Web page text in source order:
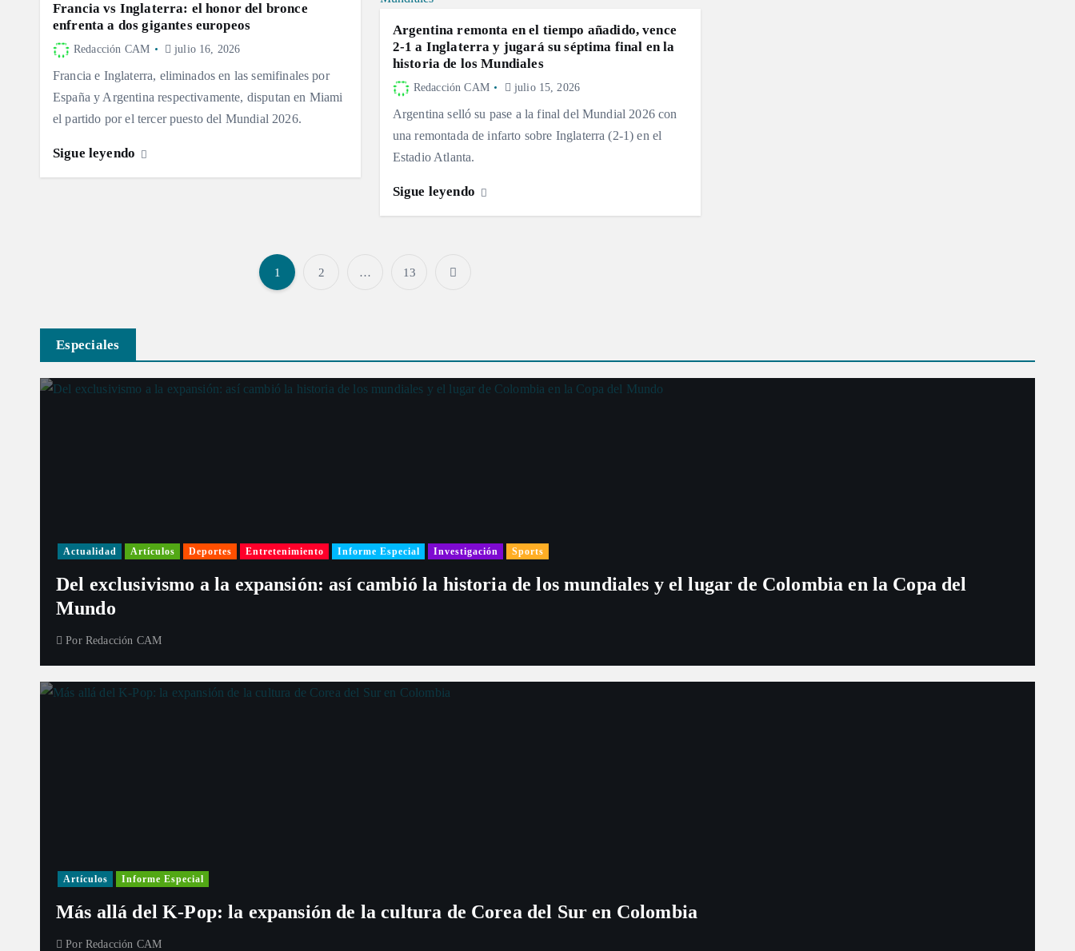
Francia vs Inglaterra: el honor del bronce
enfrenta a dos gigantes europeos
Redacción CAM julio 16, 2026
Francia e Inglaterra, eliminados en las semifinales por
España y Argentina respectivamente, disputan en Miami
el partido por el tercer puesto del Mundial 2026.
Sigue leyendo
Argentina remonta en el tiempo añadido, vence
2-1 a Inglaterra y jugará su séptima final en la
historia de los Mundiales
Redacción CAM julio 15, 2026
Argentina selló su pase a la final del Mundial 2026 con
una remontada de infarto sobre Inglaterra (2-1) en el
Estadio Atlanta.
Sigue leyendo
g
c
n
t
1 2 … 13
Especiales
Actualidad Artículos Deportes Entretenimiento Informe Especial Investigación Sports
Del exclusivismo a la expansión: así cambió la historia de los mundiales y el lugar de Colombia en la Copa del
Mundo
Por Redacción CAM
Artículos Informe Especial
Más allá del K-Pop: la expansión de la cultura de Corea del Sur en Colombia
Por Redacción CAM